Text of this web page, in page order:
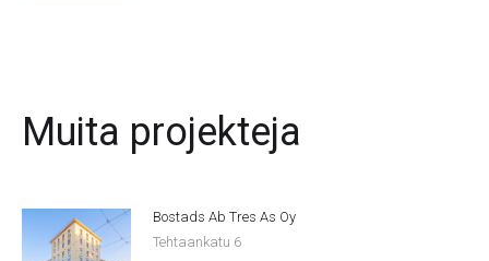
Muita projekteja
Bostads Ab Tres As Oy
Tehtaankatu 6